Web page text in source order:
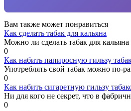
Вам также может понравиться
Как сделать табак для кальяна
Можно ли сделать табак для кальяна
0
Как набить папиросную гильзу
Употреблять свой табак можно по-
0
Как набить сигаретную гильзу
Ни для кого не секрет, что в
0